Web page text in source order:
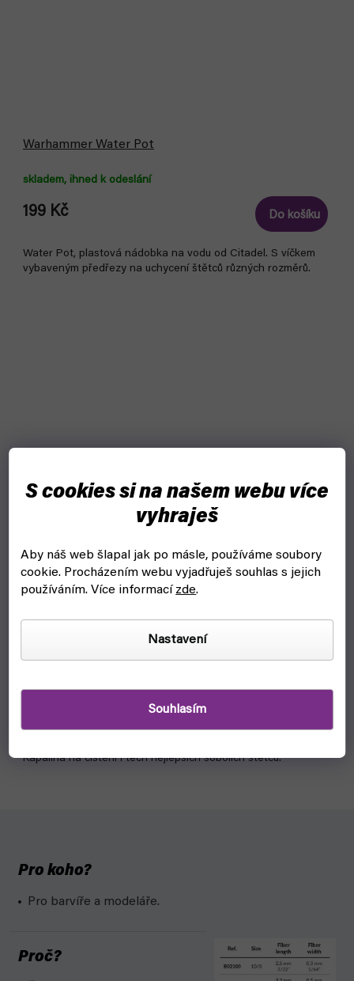
S cookies si na našem webu více
vyhraješ
Aby náš web šlapal jak po másle, používáme soubory
cookie. Procházením webu vyjadřuješ souhlas s jejich
používáním. Více informací zde.
Nastavení
Souhlasím
Warhammer Water Pot
skladem, ihned k odeslání
199 Kč Do košíku
Water Pot, plastová nádobka na vodu od Citadel. S víčkem
vybaveným předřezy na uchycení štětců různých rozměrů.
Čistič štětců - Vallejo 28900 Brush Cleaner (85ml)
Kapalina na čištění i těch nejlepších sobolích štětců.
Pro koho?
Pro barvíře a modeláře.
Proč?